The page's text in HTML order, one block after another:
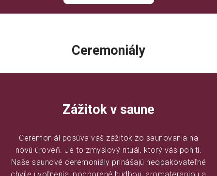
Ceremoniály
Zážitok v saune
Ceremoniál posúva váš zážitok zo saunovania na
novú úroveň. Je to zmyslový rituál, ktorý vás pohltí.
Naše saunové ceremoniály prinášajú neopakovateľné